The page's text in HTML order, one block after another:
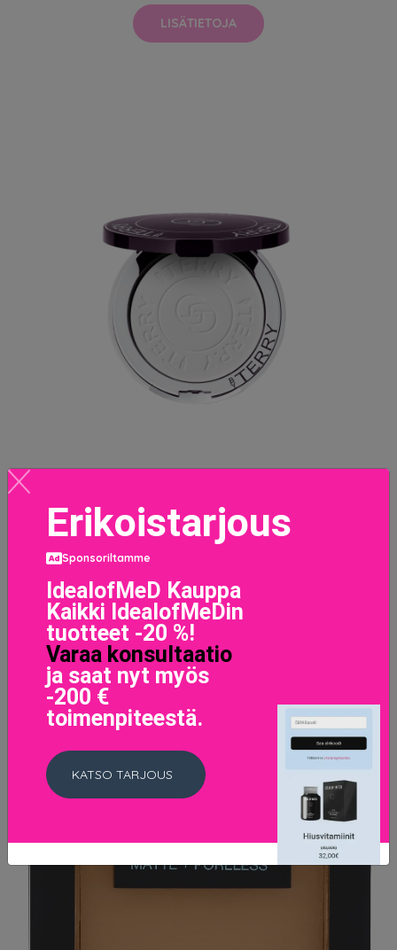
LISÄTIETOJA
Hyaluronic Pressed Hydra-Powder
LISÄTIETOJA
Erikoistarjous
Sponsoriltamme
IdealofMeD Kauppa
Kaikki IdealofMeDin
tuotteet -20 %!
Varaa konsultaatio
ja saat nyt myös
-200 €
toimenpiteestä.
KATSO TARJOUS